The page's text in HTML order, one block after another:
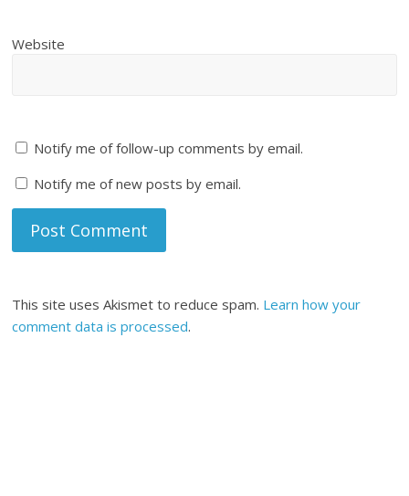
Website
Notify me of follow-up comments by email.
Notify me of new posts by email.
This site uses Akismet to reduce spam. Learn how your
comment data is processed.